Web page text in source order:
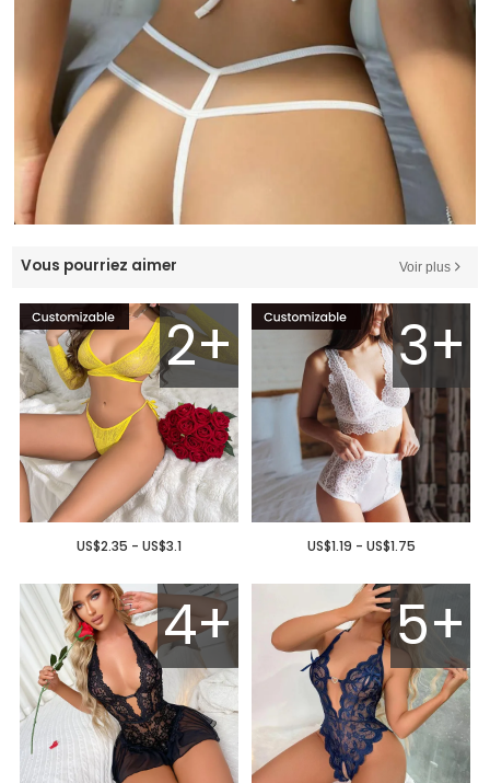
Vous pourriez aimer Voir plus
2+
US$2.35 - US$3.1
3+
US$1.19 - US$1.75
4+ 5+